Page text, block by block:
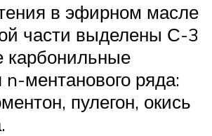
в эфирном масле
части выделены С-3
карбонильные
n-ментанового ряда:
пулегон, окись